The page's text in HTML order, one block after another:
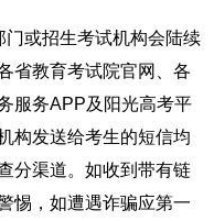
或招生考试机构会陆续
省教育考试院官网、各
服务APP及阳光高考平
构发送给考生的短信均
分渠道。如收到带有链
惕，如遭遇诈骗应第一